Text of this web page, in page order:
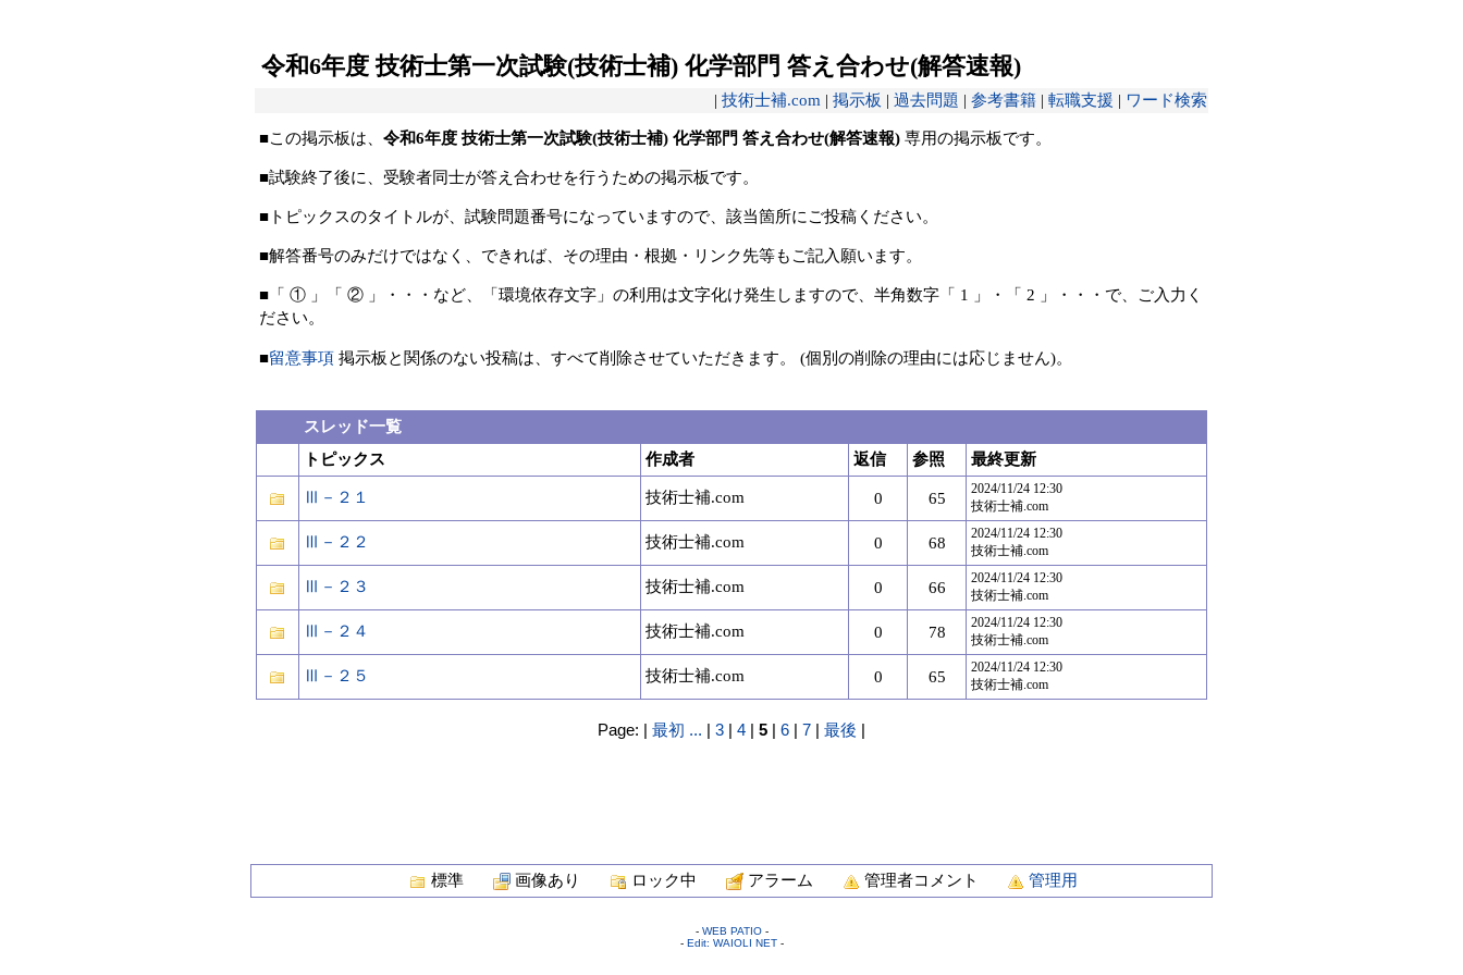
令和6年度 技術士第一次試験(技術士補) 化学部門 答え合わせ(解答速報)
| 技術士補.com | 掲示板 | 過去問題 | 参考書籍 | 転職支援 | ワード検索
■この掲示板は、 令和6年度 技術士第一次試験(技術士補) 化学部門 答え合わせ(解答速報) 専用の掲示板です。
■試験終了後に、受験者同士が答え合わせを行うための掲示板です。
■トピックスのタイトルが、試験問題番号になっていますので、該当箇所にご投稿ください。
■解答番号のみだけではなく、できれば、その理由・根拠・リンク先等もご記入願います。
■「 ① 」「 ② 」・・・など、「環境依存文字」の利用は文字化け発生しますので、半角数字「 1 」・「 2 」・・・で、ご入力く
ださい。
■留意事項 掲示板と関係のない投稿は、すべて削除させていただきます。 (個別の削除の理由には応じません)。
スレッド一覧
トピックス
作成者 返信 参照 最終更新
Ⅲ－２１ 技術士補.com 0 65
2024/11/24 12:30
技術士補.com
Ⅲ－２２ 技術士補.com 0 68
2024/11/24 12:30
技術士補.com
Ⅲ－２３ 技術士補.com 0 66
2024/11/24 12:30
技術士補.com
Ⅲ－２４ 技術士補.com 0 78
2024/11/24 12:30
技術士補.com
Ⅲ－２５ 技術士補.com 0 65
2024/11/24 12:30
技術士補.com
Page: | 最初 ... | 3 | 4 | 5 | 6 | 7 | 最後 |
標準 画像あり ロック中 アラーム 管理者コメント 管理用
- WEB PATIO-
- Edit: WAIOLI NET-